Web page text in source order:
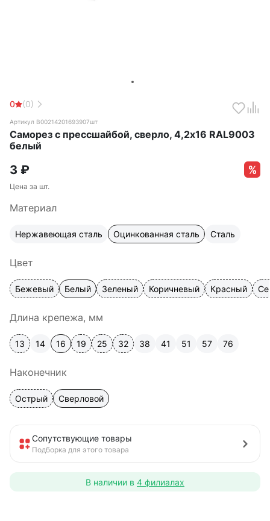
0 (0)
Артикул B00214201693907шт
Саморез с прессшайбой, сверло, 4,2х16 RAL9003
белый
3 ₽
Цена за шт.
Материал
Нержавеющая сталь Оцинкованная сталь Сталь
Цвет
Бежевый Белый Зеленый Коричневый Красный
Длина крепежа, мм
13 14 16 19 25 32 38 41 51 57 76
Наконечник
Острый Сверловой
Сопутствующие товары
Подборка для этого товара
В наличии в 4 филиалах